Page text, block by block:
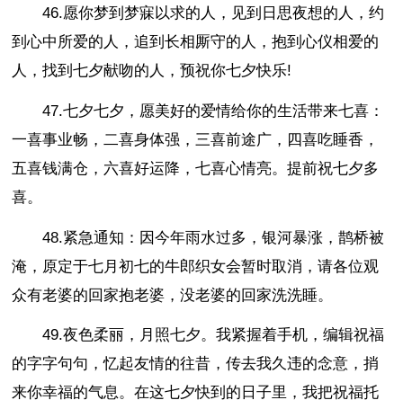
46.愿你梦到梦寐以求的人，见到日思夜想的人，约
到心中所爱的人，追到长相厮守的人，抱到心仪相爱的
人，找到七夕献吻的人，预祝你七夕快乐!
47.七夕七夕，愿美好的爱情给你的生活带来七喜：
一喜事业畅，二喜身体强，三喜前途广，四喜吃睡香，
五喜钱满仓，六喜好运降，七喜心情亮。提前祝七夕多
喜。
48.紧急通知：因今年雨水过多，银河暴涨，鹊桥被
淹，原定于七月初七的牛郎织女会暂时取消，请各位观
众有老婆的回家抱老婆，没老婆的回家洗洗睡。
49.夜色柔丽，月照七夕。我紧握着手机，编辑祝福
的字字句句，忆起友情的往昔，传去我久违的念意，捎
来你幸福的气息。在这七夕快到的日子里，我把祝福托